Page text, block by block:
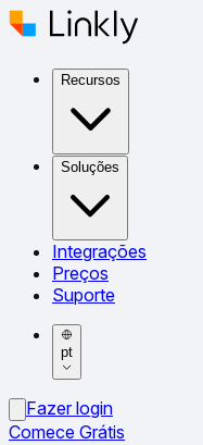
Recursos
Soluções
Integrações
Preços
Suporte
pt
Fazer login
Comece Grátis